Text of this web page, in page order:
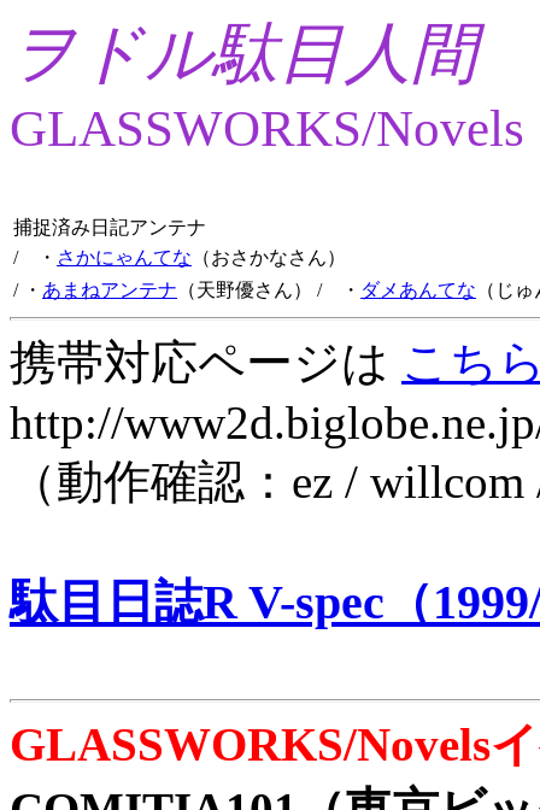
ヲドル駄目人間
GLASSWORKS/Novels
捕捉済み日記アンテナ
/ ・ さかにゃんてな （おさかなさん）
/ ・ あまねアンテナ （天野優さん） / ・ ダメあんてな （じ
携帯対応ページは こち
http://
（動作確認：ez /
駄目日誌R V-spec（
GLASSWORKS/Novels